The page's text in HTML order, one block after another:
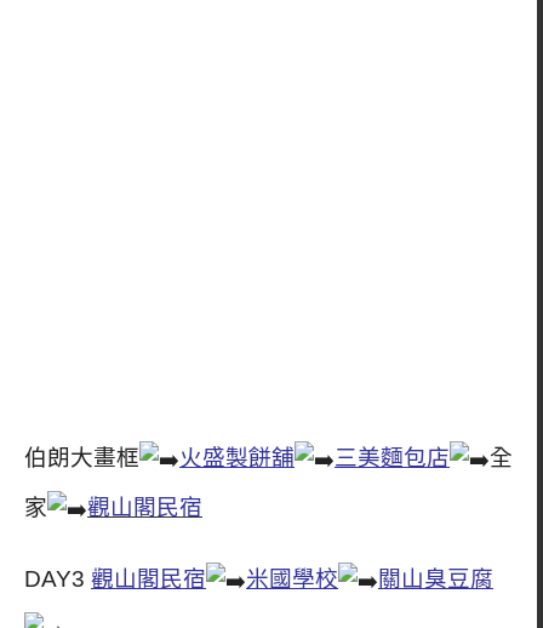
伯朗大畫框 火盛製餅舖 三美麵包店
全
家
觀山閣民宿
DAY3 觀山閣民宿 米國學校 關山臭豆腐